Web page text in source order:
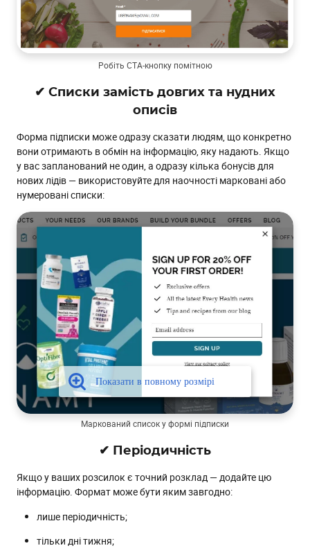
Робіть СТА-кнопку помітною
✔ Списки замість довгих та нудних
описів
Форма підписки може одразу сказати людям, що конкретно
вони отримають в обмін на інформацію, яку надають. Якщо
у вас запланований не один, а одразу кілька бонусів для
нових лідів — використовуйте для наочності марковані або
нумеровані списки:
Маркований список у формі підписки
✔ Періодичність
Якщо у ваших розсилок є точний розклад — додайте цю
інформацію. Формат може бути яким завгодно:
лише періодичність;
тільки дні тижня;